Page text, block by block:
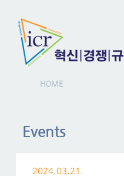
HOME
Events
2024.03.21.